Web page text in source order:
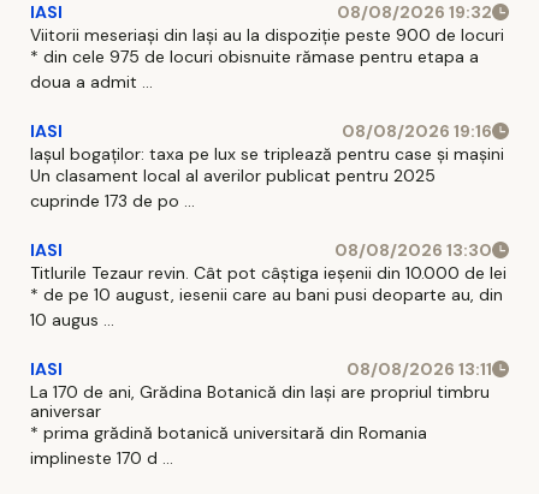
IASI
08/08/2026 19:32
Viitorii meseriași din Iași au la dispoziție peste 900 de locuri
* din cele 975 de locuri obisnuite rămase pentru etapa a
doua a admit ...
IASI
08/08/2026 19:16
Iașul bogaților: taxa pe lux se triplează pentru case și mașini
Un clasament local al averilor publicat pentru 2025
cuprinde 173 de po ...
IASI
08/08/2026 13:30
Titlurile Tezaur revin. Cât pot câștiga ieșenii din 10.000 de lei
* de pe 10 august, iesenii care au bani pusi deoparte au, din
10 augus ...
IASI
08/08/2026 13:11
La 170 de ani, Grădina Botanică din Iași are propriul timbru
aniversar
* prima grădină botanică universitară din Romania
implineste 170 d ...